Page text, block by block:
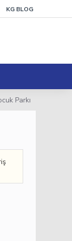
KG BLOG
Parkı